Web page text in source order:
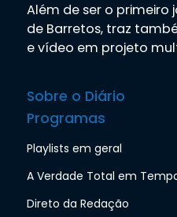
Além de ser o primeiro
de Barretos, traz
e vídeo em projeto
Sobre o Diário
Programas
Playlists em geral
A Verdade Total em
Direto da Redação